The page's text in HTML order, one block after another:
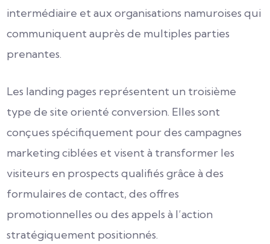
intermédiaire et aux organisations namuroises qui
communiquent auprès de multiples parties
prenantes.
Les landing pages représentent un troisième
type de site orienté conversion. Elles sont
conçues spécifiquement pour des campagnes
marketing ciblées et visent à transformer les
visiteurs en prospects qualifiés grâce à des
formulaires de contact, des offres
promotionnelles ou des appels à l’action
stratégiquement positionnés.